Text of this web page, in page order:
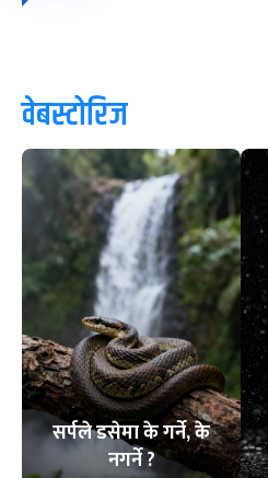
वेबस्टोरिज
सर्पले डसेमा के गर्ने, के
नगर्ने ?